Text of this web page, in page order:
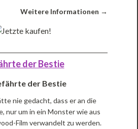
Weitere Informationen →
der Bestie
nie gedacht, dass er an die
nur um in ein Monster wie aus
Film verwandelt zu werden.